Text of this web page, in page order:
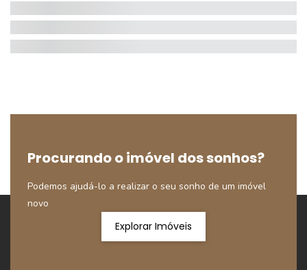
Procurando o imóvel dos sonhos?
Podemos ajudá-lo a realizar o seu sonho de um imóvel
novo
Explorar Imóveis